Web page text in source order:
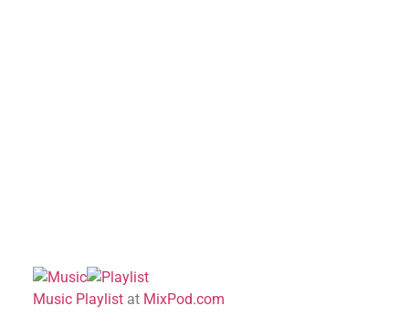
Music Playlist at MixPod.com